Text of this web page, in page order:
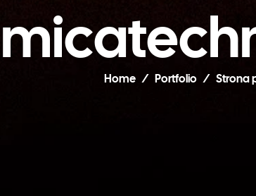
micatech
Home Portfolio Strona